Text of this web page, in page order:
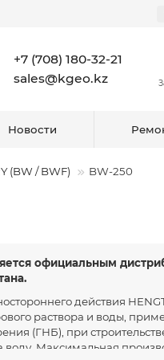
+7 (708) 180-32-21
sales@kgeo.kz
Новости
(BW / BWF) BW-250
официальным
действия
раствора и воды,
(ГНБ), при
Максимальная